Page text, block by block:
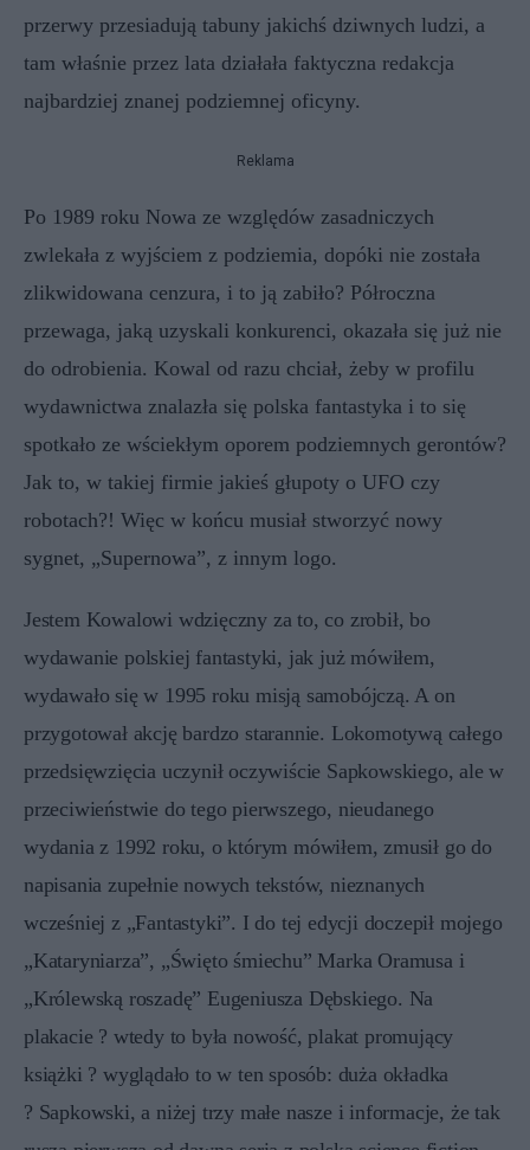
przerwy przesiadują tabuny jakichś dziwnych ludzi, a
tam właśnie przez lata działała faktyczna redakcja
najbardziej znanej podziemnej oficyny.
Reklama
Po 1989 roku Nowa ze względów zasadniczych
zwlekała z wyjściem z podziemia, dopóki nie została
zlikwidowana cenzura, i to ją zabiło? Półroczna
przewaga, jaką uzyskali konkurenci, okazała się już nie
do odrobienia. Kowal od razu chciał, żeby w profilu
wydawnictwa znalazła się polska fantastyka i to się
spotkało ze wściekłym oporem podziemnych gerontów?
Jak to, w takiej firmie jakieś głupoty o UFO czy
robotach?! Więc w końcu musiał stworzyć nowy
sygnet, „Supernowa”, z innym logo.
Jestem Kowalowi wdzięczny za to, co zrobił, bo
wydawanie polskiej fantastyki, jak już mówiłem,
wydawało się w 1995 roku misją samobójczą. A on
przygotował akcję bardzo starannie. Lokomotywą całego
przedsięwzięcia uczynił oczywiście Sapkowskiego, ale w
przeciwieństwie do tego pierwszego, nieudanego
wydania z 1992 roku, o którym mówiłem, zmusił go do
napisania zupełnie nowych tekstów, nieznanych
wcześniej z „Fantastyki”. I do tej edycji doczepił mojego
„Kataryniarza”, „Święto śmiechu” Marka Oramusa i
„Królewską roszadę” Eugeniusza Dębskiego. Na
plakacie ? wtedy to była nowość, plakat promujący
książki ? wyglądało to w ten sposób: duża okładka
? Sapkowski, a niżej trzy małe nasze i informacje, że tak